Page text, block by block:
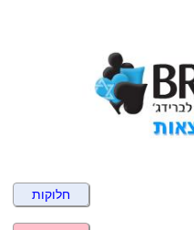
חלוקות